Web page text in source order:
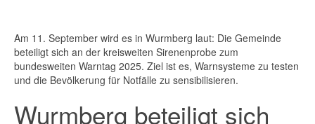
Am 11. September wird es in Wurmberg laut: Die Gemeinde
beteiligt sich an der kreisweiten Sirenenprobe zum
bundesweiten Warntag 2025. Ziel ist es, Warnsysteme zu testen
und die Bevölkerung für Notfälle zu sensibilisieren.
Wurmberg beteiligt sich